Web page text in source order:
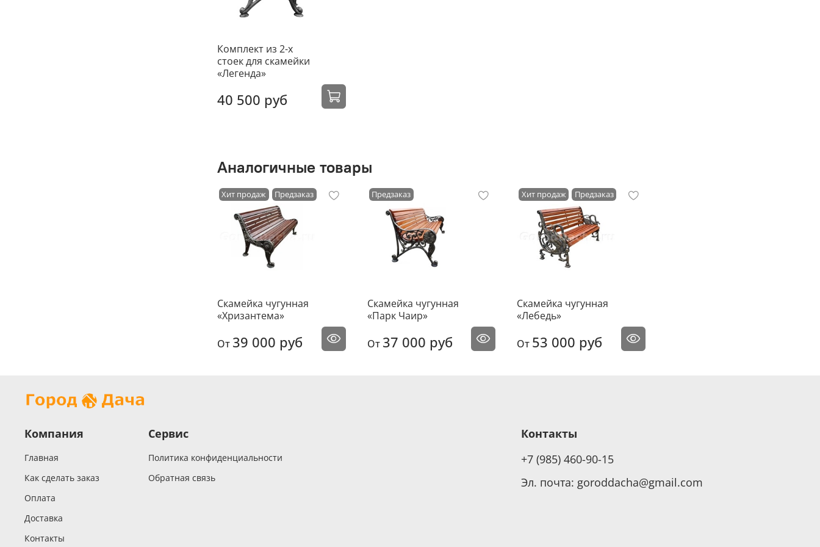
Комплект из 2-х
стоек для скамейки
«Легенда»
40 500 руб
Аналогичные товары
Хит продаж Предзаказ
Скамейка чугунная
«Хризантема»
От 39 000 руб
Предзаказ
Скамейка чугунная
«Парк Чаир»
От 37 000 руб
Хит продаж Предзаказ
Скамейка чугунная
«Лебедь»
От 53 000 руб
Компания
Главная
Как сделать заказ
Оплата
Доставка
Контакты
Сервис
Политика конфиденциальности
Обратная связь
Контакты
+7 (985) 460-90-15
Эл. почта: goroddacha@gmail.com